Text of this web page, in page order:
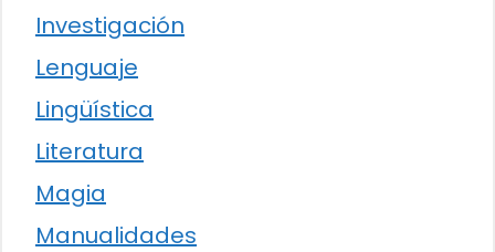
Investigación
Lenguaje
Lingüística
Literatura
Magia
Manualidades